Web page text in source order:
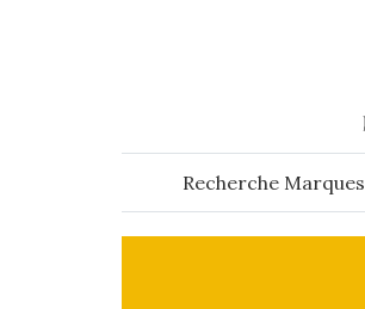
Recherche Marques